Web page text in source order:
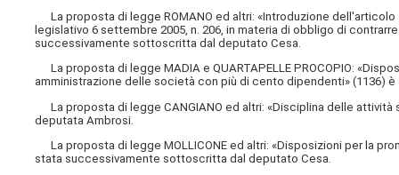
La proposta di legge ROMANO ed altri: «Introduzione dell'articolo
legislativo 6 settembre 2005, n. 206, in materia di obbligo di
successivamente sottoscritta dal deputato Cesa.
La proposta di legge MADIA e QUARTAPELLE PROCOPIO:
amministrazione delle società con più di cento dipendenti»
La proposta di legge CANGIANO ed altri: «Disciplina delle
deputata Ambrosi.
La proposta di legge MOLLICONE ed altri: «Disposizioni per la
stata successivamente sottoscritta dal deputato Cesa.